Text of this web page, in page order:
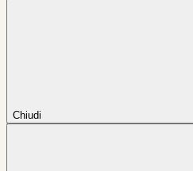
Chiudi